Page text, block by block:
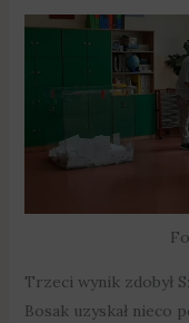
Trzeci wynik zdobył
Bosak uzyskał nieco